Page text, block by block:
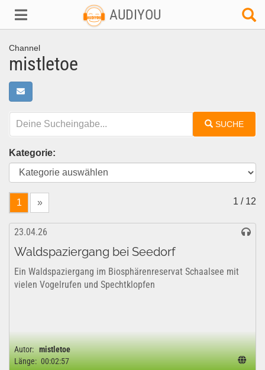
AUDIYOU
Channel
mistletoe
SUCHE
Kategorie:
1 » 1 / 12
23.04.26
Waldspaziergang bei Seedorf
Ein Waldspaziergang im Biosphärenreservat Schaalsee mit
vielen Vogelrufen und Spechtklopfen
Autor: mistletoe
Länge: 00:02:57